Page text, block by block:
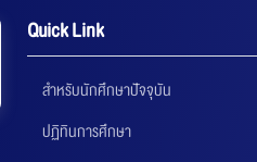
Quick Link
สำหรับนักศึกษาปัจจุบัน
ปฏิทินการศึกษา